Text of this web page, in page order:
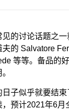
见的讨论话题之
夫的 Salvatore
等等。备品的
日子似乎就要结
预计2021年6月